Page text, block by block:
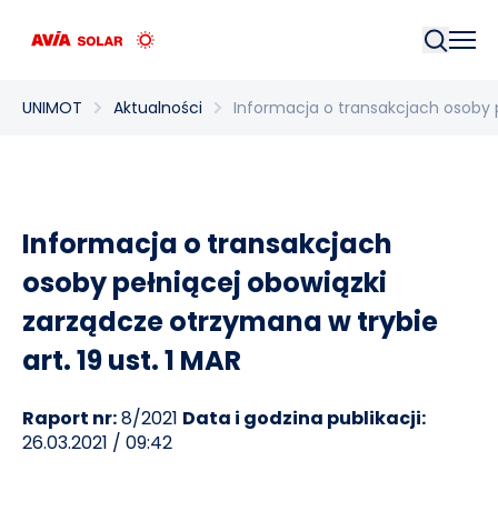
UNIMOT Aktualności Informacja o transakcjach osoby
Informacja o transakcjach
osoby pełniącej obowiązki
zarządcze otrzymana w trybie
art. 19 ust. 1 MAR
Raport nr:8/2021 Data i godzina publikacji:
26.03.2021 / 09:42